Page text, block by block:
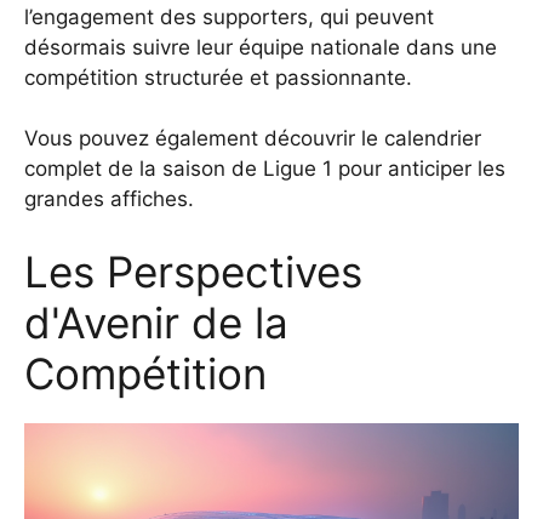
l’engagement des supporters, qui peuvent
désormais suivre leur équipe nationale dans une
compétition structurée et passionnante.
Vous pouvez également découvrir le calendrier
complet de la saison de Ligue 1 pour anticiper les
grandes affiches.
Les Perspectives
d'Avenir de la
Compétition